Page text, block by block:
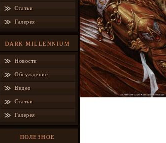
Статьи
Галерея
DARK MILLENNIUM
Новости
Обсуждение
Видео
Статьи
Галерея
ПОЛЕЗНОЕ